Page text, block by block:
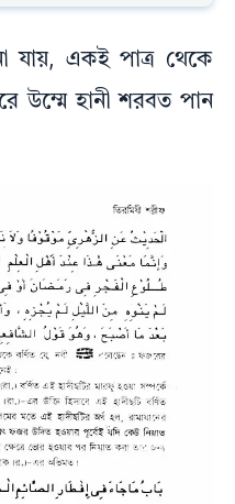
যায়, একই পাত্র থেকে
উম্মে হানী শরবত পান